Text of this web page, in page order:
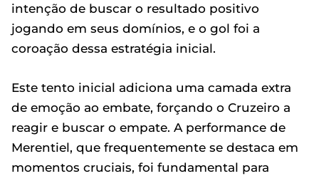
intenção de buscar o resultado positivo
jogando em seus domínios, e o gol foi a
coroação dessa estratégia inicial.
Este tento inicial adiciona uma camada extra
de emoção ao embate, forçando o Cruzeiro a
reagir e buscar o empate. A performance de
Merentiel, que frequentemente se destaca em
momentos cruciais, foi fundamental para